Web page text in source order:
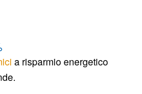
a risparmio energetico